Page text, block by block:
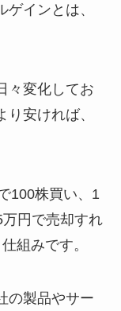
インとは、
々変化してお
安ければ、
100株買い、1
円で売却すれ
組みです。
の製品やサー